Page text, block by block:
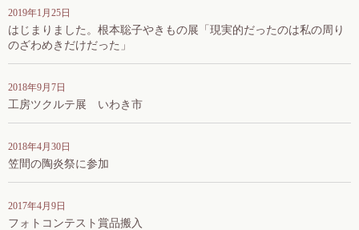
2019年1月25日
はじまりました。根本聡子やきもの展「現実的だったのは私の周り
のざわめきだけだった」
2018年9月7日
工房ツクルテ展 いわき市
2018年4月30日
笠間の陶炎祭に参加
2017年4月9日
フォトコンテスト賞品搬入